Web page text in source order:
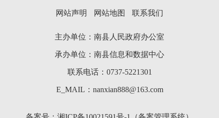
网站声明 网站地图 联系我们
主办单位：南县人民政府办公室
承办单位：南县信息和数据中心
联系电话：0737-5221301
E_MAIL：nanxian888@163.com